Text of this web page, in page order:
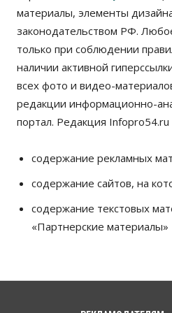
материалы, элементы
законодательством РФ.
только при соблюдении
наличии активной
всех фото и видео-
редакции информационно-
портал. Редакция Infopro54.ru
содержание рекламных
содержание сайтов, на
содержание текстовых
«Партнерские материалы»